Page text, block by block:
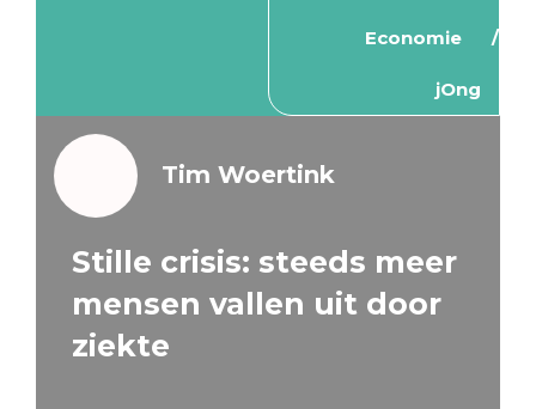
Economie
jOng
Tim Woertink
Stille crisis: steeds meer
mensen vallen uit door
ziekte